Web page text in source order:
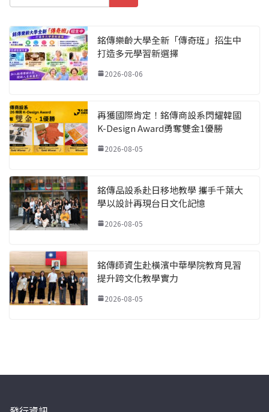
銘傳樂齡大學全新「傳奇班」招生中
打造多元學習新選擇
2026-08-06
再獲國際肯定！銘傳商設系閃耀韓國
K-Design Award勇奪雙金1優勝
2026-08-05
銘傳品設系赴日移地教學 攜手千葉大
學以設計再現台日文化記憶
2026-08-05
銘傳師資生赴橫濱中華學院教育見習
提升跨文化教學實力
2026-08-05